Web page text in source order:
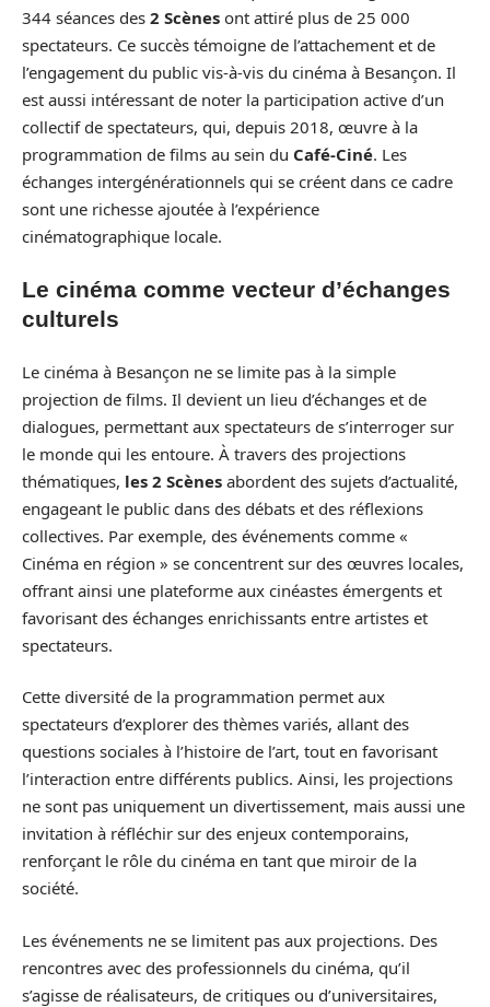
344 séances des 2 Scènes ont attiré plus de 25 000
spectateurs. Ce succès témoigne de l’attachement et de
l’engagement du public vis-à-vis du cinéma à Besançon. Il
est aussi intéressant de noter la participation active d’un
collectif de spectateurs, qui, depuis 2018, œuvre à la
programmation de films au sein du Café-Ciné. Les
échanges intergénérationnels qui se créent dans ce cadre
sont une richesse ajoutée à l’expérience
cinématographique locale.
Le cinéma comme vecteur d’échanges
culturels
Le cinéma à Besançon ne se limite pas à la simple
projection de films. Il devient un lieu d’échanges et de
dialogues, permettant aux spectateurs de s’interroger sur
le monde qui les entoure. À travers des projections
thématiques, les 2 Scènes abordent des sujets d’actualité,
engageant le public dans des débats et des réflexions
collectives. Par exemple, des événements comme «
Cinéma en région » se concentrent sur des œuvres locales,
offrant ainsi une plateforme aux cinéastes émergents et
favorisant des échanges enrichissants entre artistes et
spectateurs.
Cette diversité de la programmation permet aux
spectateurs d’explorer des thèmes variés, allant des
questions sociales à l’histoire de l’art, tout en favorisant
l’interaction entre différents publics. Ainsi, les projections
ne sont pas uniquement un divertissement, mais aussi une
invitation à réfléchir sur des enjeux contemporains,
renforçant le rôle du cinéma en tant que miroir de la
société.
Les événements ne se limitent pas aux projections. Des
rencontres avec des professionnels du cinéma, qu’il
s’agisse de réalisateurs, de critiques ou d’universitaires,